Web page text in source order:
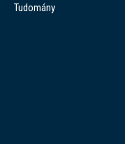
Tudomány